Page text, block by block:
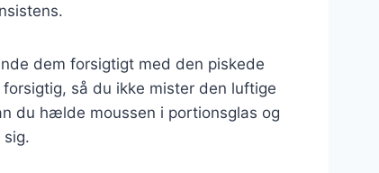
dem forsigtigt med den piskede
så du ikke mister den luftige
du hælde moussen i portionsglas og